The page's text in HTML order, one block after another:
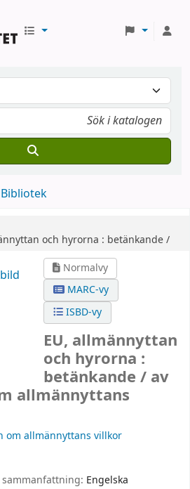
Bibliotek
och hyrorna : betänkande /
Normalvy
MARC-vy
ISBD-vy
EU, allmännyttan
och hyrorna :
betänkande / av
allmännyttans
om allmännyttans villkor
sammanfattning: Engelska